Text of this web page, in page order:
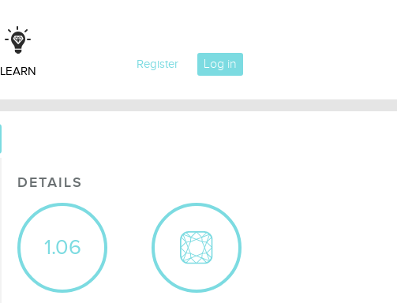
LEARN
Register Log in
DETAILS
1.06